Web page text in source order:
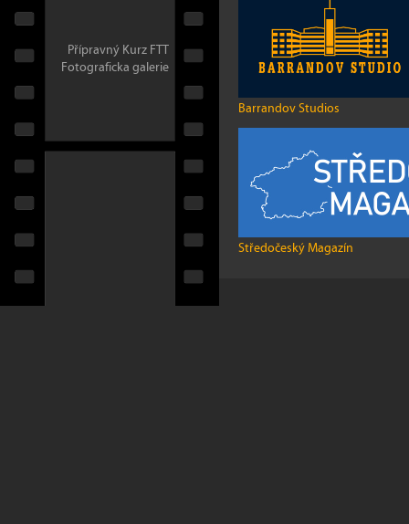
Přípravný Kurz FTT
Fotograficka galerie
Barrandov Studios
Středočeský Magazín